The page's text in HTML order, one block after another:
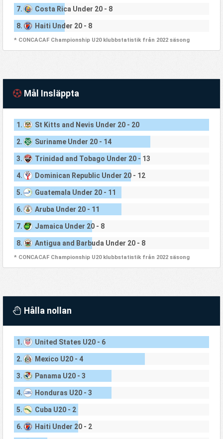
7. Costa Rica Under 20 - 8
8. Haiti Under 20 - 8
* CONCACAF Championship U20 klubbstatistik från 2022 säsong
Mål Insläppta
1. St Kitts and Nevis Under 20 - 20
2. Suriname Under 20 - 14
3. Trinidad and Tobago Under 20 - 13
4. Dominican Republic Under 20 - 12
5. Guatemala Under 20 - 11
6. Aruba Under 20 - 11
7. Jamaica Under 20 - 8
8. Antigua and Barbuda Under 20 - 8
* CONCACAF Championship U20 klubbstatistik från 2022 säsong
Hålla nollan
1. United States U20 - 6
2. Mexico U20 - 4
3. Panama U20 - 3
4. Honduras U20 - 3
5. Cuba U20 - 2
6. Haiti Under 20 - 2